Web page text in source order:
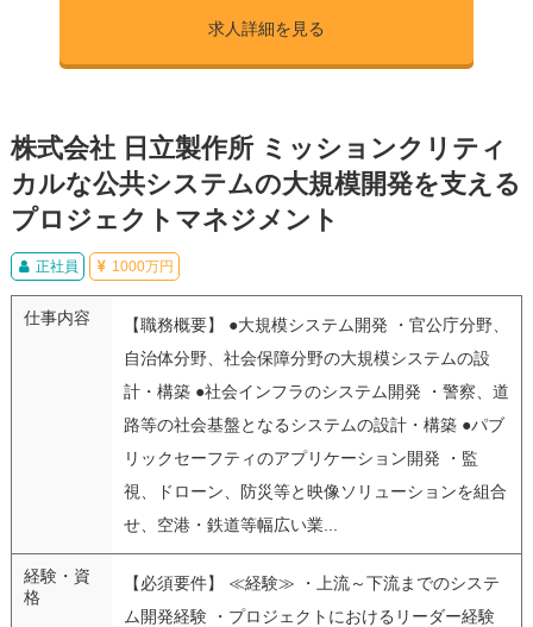
求人詳細を見る
株式会社 日立製作所 ミッションクリティ
カルな公共システムの大規模開発を支える
プロジェクトマネジメント
正社員 1000万円
仕事内容
【職務概要】 ●大規模システム開発 ・官公庁分野、
自治体分野、社会保障分野の大規模システムの設
計・構築 ●社会インフラのシステム開発 ・警察、道
路等の社会基盤となるシステムの設計・構築 ●パブ
リックセーフティのアプリケーション開発 ・監
視、ドローン、防災等と映像ソリューションを組合
せ、空港・鉄道等幅広い業...
経験・資
格
【必須要件】 ≪経験≫ ・上流～下流までのシステ
ム開発経験 ・プロジェクトにおけるリーダー経験